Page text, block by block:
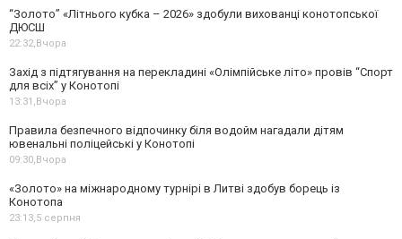
“Золото” «Літнього кубка – 2026» здобули вихованці конотопської
ДЮСШ
22:32, Вчора
Захід з підтягування на перекладині «Олімпійське літо» провів “Спорт
для всіх” у Конотопі
13:31, Вчора
Правила безпечного відпочинку біля водойм нагадали дітям
ювенальні поліцейські у Конотопі
09:30, Вчора
«Золото» на міжнародному турнірі в Литві здобув борець із
Конотопа
23:13,5 серпня